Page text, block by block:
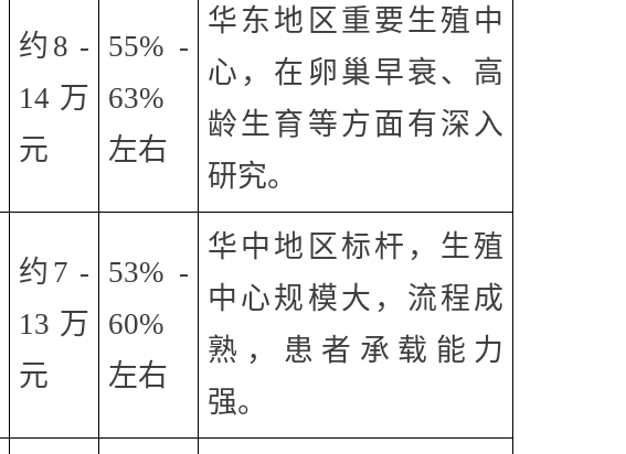
约8 -
14万
元
55% -
63%
左右
华东地区重要生殖中
心，在卵巢早衰、高
龄生育等方面有深入
研究。
约7 -
13万
元
53% -
60%
左右
华中地区标杆，生殖
中心规模大，流程成
熟，患者承载能力
强。